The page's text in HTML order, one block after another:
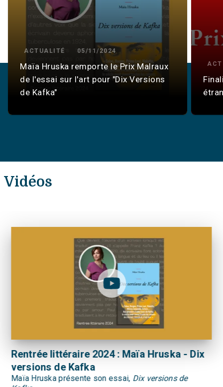
ACTUALITÉ 05/11/2024
Maïa Hruska remporte le Prix Malraux
de l'essai sur l'art pour "Dix Versions
de Kafka"
Vidéos
Rentrée littéraire 2024 : Maïa Hruska - Dix
versions de Kafka
Maïa Hruska présente son essai, Dix versions de